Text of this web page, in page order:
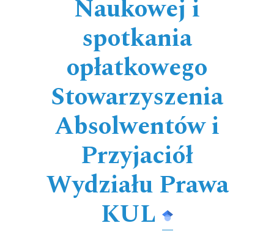
Naukowej i
spotkania
opłatkowego
Stowarzyszenia
Absolwentów i
Przyjaciół
Wydziału Prawa
KUL